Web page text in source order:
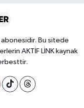
abonesidir. Bu sitede
AKTİF LİNK kaynak